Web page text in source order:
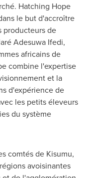
Hatching Hope
le but d'accroître
producteurs de
Adesuwa Ifedi,
africains de
combine l'expertise
et la
d'expérience de
les petits éleveurs
du système
comtés de Kisumu,
avoisinantes